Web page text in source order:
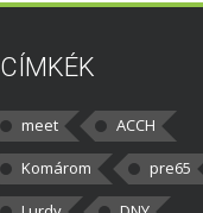
CÍMKÉK
meet
ACCH
Komárom
pre65